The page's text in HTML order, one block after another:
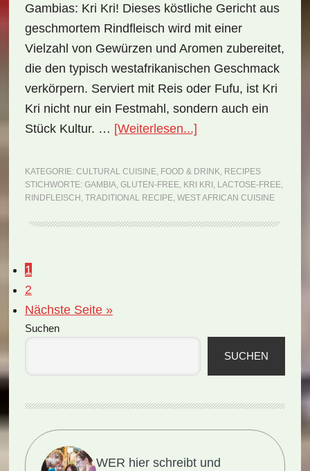
Gambias: Kri Kri! Dieses köstliche Gericht aus
geschmortem Rindfleisch wird mit einer
Vielzahl von Gewürzen und Aromen zubereitet,
die den typisch westafrikanischen Geschmack
verkörpern. Serviert mit Reis oder Fufu, ist Kri
Kri nicht nur ein Festmahl, sondern auch ein
Stück Kultur. … [Weiterlesen...]ÜberNationalgericht
Kri
Kri
KATEGORIE: CULTURAL CUISINE, FOOD & DRINK, RECIPES
STICHWORTE: GAMBIA, GLUTEN-FREE, KRI KRI , LACTOSE-FREE,
RINDFLEISCH , TRADITIONAL RECIPE, WEST AFRICAN CUISINE
Seite
1
Seite
2
Nächste Seite aufrufen
»
Seitenspalte
Suchen
SUCHEN
WER hier schreibt und